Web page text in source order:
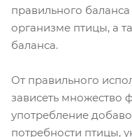
правильного
организме птицы, а
баланса.
От правильного
зависеть множество
употребление
потребности птицы,